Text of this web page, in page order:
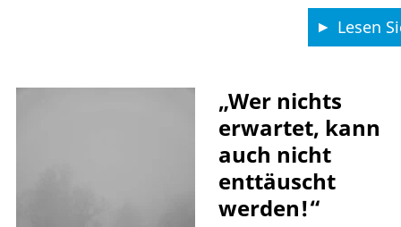
Lesen
„Wer nichts
erwartet, kann
auch nicht
enttäuscht
werden!“